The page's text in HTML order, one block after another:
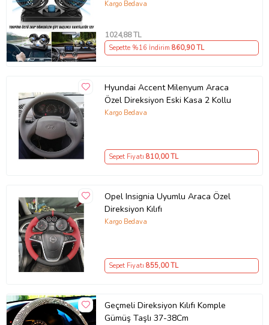
Soğutucu Fan 360° Dönebilen 12V
Kargo Bedava
1024,88 TL
Sepette %16 İndirim 860,90 TL
Hyundai Accent Milenyum Araca
Özel Direksiyon Eski Kasa 2 Kollu
Kargo Bedava
Sepet Fiyatı 810,00 TL
Opel Insignia Uyumlu Araca Özel
Direksiyon Kılıfı
Kargo Bedava
Sepet Fiyatı 855,00 TL
Geçmeli Direksiyon Kılıfı Komple
Gümüş Taşlı 37-38Cm